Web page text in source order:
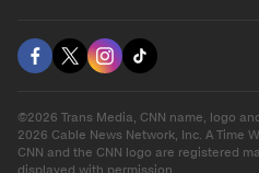
©2026 Trans Media, CNN name, logo
2026 Cable News Network, Inc. A Time
CNN and the CNN logo are registered